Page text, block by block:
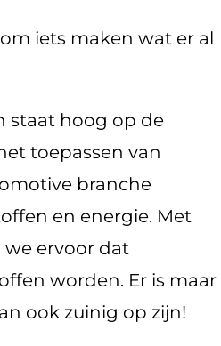
iets maken wat er al
staat hoog op de
toepassen van
branche
en energie. Met
ervoor dat
worden. Er is maar
ook zuinig op zijn!